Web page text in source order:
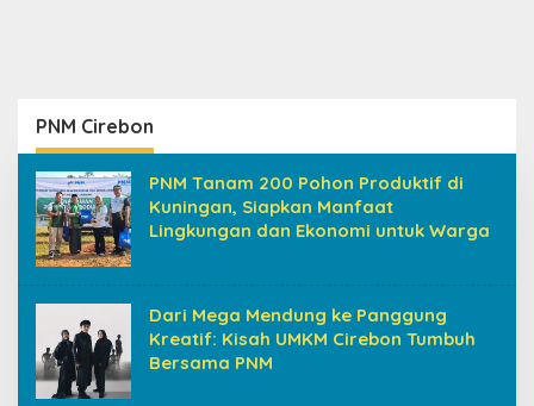
PNM Cirebon
PNM Tanam 200 Pohon Produktif di
Kuningan, Siapkan Manfaat
Lingkungan dan Ekonomi untuk Warga
Dari Mega Mendung ke Panggung
Kreatif: Kisah UMKM Cirebon Tumbuh
Bersama PNM